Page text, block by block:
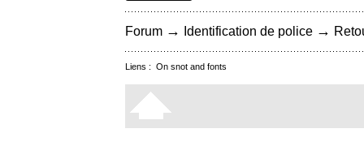
Forum → Identification de police →
Liens : On snot and fonts